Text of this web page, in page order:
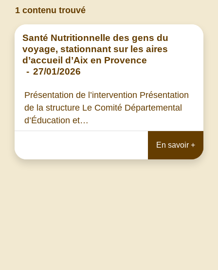
1 contenu trouvé
Santé Nutritionnelle des gens du
voyage, stationnant sur les aires
d’accueil d’Aix en Provence
- 27/01/2026
Présentation de l’intervention Présentation
de la structure Le Comité Départemental
d’Éducation et…
En savoir +